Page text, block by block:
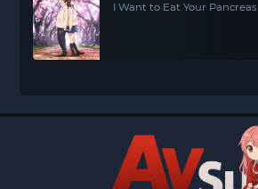
I Want to Eat Your Pancreas